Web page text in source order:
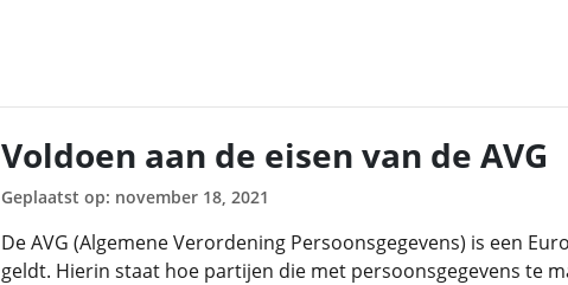
Voldoen aan de eisen van de AVG
Geplaatst op: november 18, 2021
De AVG (Algemene Verordening Persoonsgegevens) is een
geldt. Hierin staat hoe partijen die met persoonsgegevens te